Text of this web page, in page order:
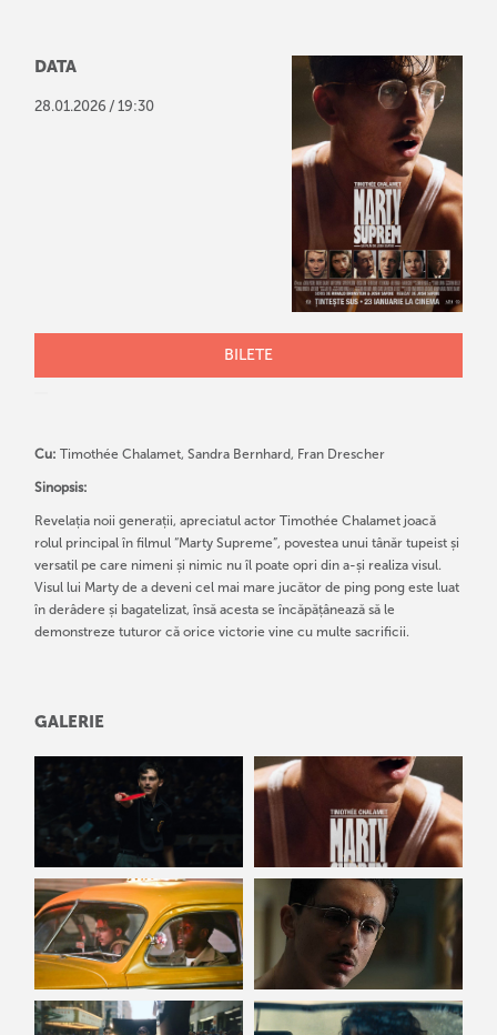
DATA
28.01 .2026 / 19:30
BILETE
Cu: Timothée Chalamet, Sandra Bernhard, Fran Drescher
Sinopsis:
Revelația noii generații, apreciatul actor Timothée Chalamet joacă
rolul principal în filmul “Marty Supreme”, povestea unui tânăr tupeist și
versatil pe care nimeni și nimic nu îl poate opri din a-și realiza visul.
Visul lui Marty de a deveni cel mai mare jucător de ping pong este luat
în derâdere și bagatelizat, însă acesta se încăpățânează să le
demonstreze tuturor că orice victorie vine cu multe sacrificii.
GALERIE